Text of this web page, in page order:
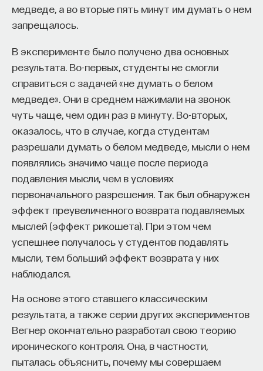
медведе, а во вторые пять минут им думать о нем
запрещалось.
В эксперименте было получено два основных
результата. Во-первых, студенты не смогли
справиться с задачей «не думать о белом
медведе». Они в среднем нажимали на звонок
чуть чаще, чем один раз в минуту. Во-вторых,
оказалось, что в случае, когда студентам
разрешали думать о белом медведе, мысли о нем
появлялись значимо чаще после периода
подавления мысли, чем в условиях
первоначального разрешения. Так был обнаружен
эффект преувеличенного возврата подавляемых
мыслей (эффект рикошета). При этом чем
успешнее получалось у студентов подавлять
мысли, тем больший эффект возврата у них
наблюдался.
На основе этого ставшего классическим
результата, а также серии других экспериментов
Вегнер окончательно разработал свою теорию
иронического контроля. Она, в частности,
пыталась объяснить, почему мы совершаем
КУРС
Химия между нейронами:
вещества, которые управляют
нами
СОХРАНИТЬ КУРС
Внеси свой вклад в дело
просвещения!
ПОДДЕРЖАТЬ ПОСТНАУКУ
высоко оценили его вклад в общую психологию,
психологию личности, клиническую психологию
и психодиагностику, осуществив серьезную
и кропотливую работу, которая требовала
применения творческого подхода к оценке
и обоснованию данного метода, являющегося
«подлинным шедевром психологического
мастерства» (Рауш де Траубенберг, 2005, с. 12).
Чем это интересно для науки:
Чаще всего
метод используется в
для диагностики психологических проблем
представляет собой сложный диагностический
инструмент, использование которого без
и клинической практики не разрешается. Однако
уникальность данного инструмента состоит
и в том, что он применяется не только с целью
решения диагностических и прикладных задач,
но и в научных целях. Интерес ученых к тесту